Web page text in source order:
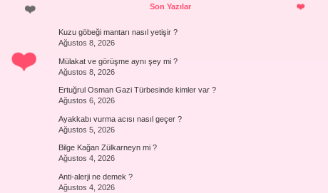
Son Yazılar
Kuzu göbeği mantarı nasıl yetişir ?
Ağustos 8, 2026
Mülakat ve görüşme aynı şey mi ?
Ağustos 8, 2026
Ertuğrul Osman Gazi Türbesinde kimler var ?
Ağustos 6, 2026
Ayakkabı vurma acısı nasıl geçer ?
Ağustos 5, 2026
Bilge Kağan Zülkarneyn mi ?
Ağustos 4, 2026
Anti-alerji ne demek ?
Ağustos 4, 2026